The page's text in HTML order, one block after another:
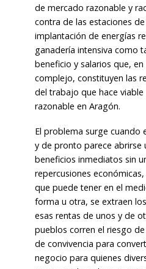
de mercado razonable y
contra de las estaciones
implantación de energías
ganadería intensiva como
beneficio y salarios que,
complejo, constituyen las
del trabajo que hace
razonable en Aragón.
El problema surge cuando
y de pronto parece abrirse
beneficios inmediatos sin
repercusiones
que puede tener en el
forma u otra, se extraen
esas rentas de unos y de
pueblos corren el riesgo
de convivencia para
negocio para quienes